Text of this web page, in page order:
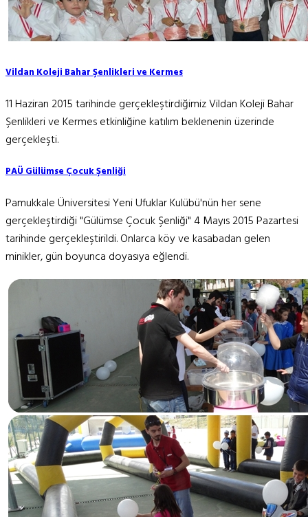
Vildan Koleji Bahar Şenlikleri ve Kermes
11 Haziran 2015 tarihinde gerçekleştirdiğimiz Vildan Koleji Bahar
Şenlikleri ve Kermes etkinliğine katılım beklenenin üzerinde
gerçekleşti.
PAÜ Gülümse Çocuk Şenliği
Pamukkale Üniversitesi Yeni Ufuklar Kulübü'nün her sene
gerçekleştirdiği "Gülümse Çocuk Şenliği" 4 Mayıs 2015 Pazartesi
tarihinde gerçekleştirildi. Onlarca köy ve kasabadan gelen
minikler, gün boyunca doyasıya eğlendi.